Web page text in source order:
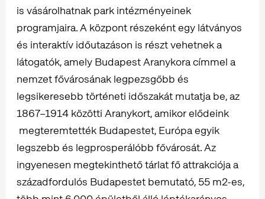
is vásárolhatnak park intézményeinek
programjaira. A központ részeként egy látványos
és interaktív időutazáson is részt vehetnek a
látogatók, amely Budapest Aranykora címmel a
nemzet fővárosának legpezsgőbb és
legsikeresebb történeti időszakát mutatja be, az
1867–1914 közötti Aranykort, amikor elődeink
megteremtették Budapestet, Európa egyik
legszebb és legprosperálóbb fővárosát. Az
ingyenesen megtekinthető tárlat fő attrakciója a
századfordulós Budapestet bemutató, 55 m2-es,